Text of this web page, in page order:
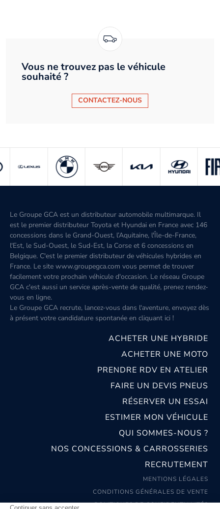
Vous ne trouvez pas le véhicule
souhaité ?
CONTACTEZ-NOUS
Le Groupe GCA est un distributeur automobile multimarque. Il
est le premier distributeur Toyota et Hyundai en France avec 146
concessions dans le Grand-Ouest, l’Aquitaine, l'Île-de-France,
l'Est, le Sud-Ouest, le Sud-Est, la Corse et 6 concessions en
Belgique. C'est le premier distributeur de véhicules hybrides en
France. Le site www.groupegca.com vous permet de trouver
facilement votre prochain véhicule d'occasion. Le réseau Groupe
GCA c'est aussi un service après-vente de qualité, prenez rendez-
vous en ligne.
Le Groupe GCA recrute, lancez-vous dans l'aventure, envoyez dès
à présent votre candidature spontanée en cliquant ici !
ACHETER UNE HYBRIDE
ACHETER UNE MOTO
PRENDRE RDV EN ATELIER
FAIRE UN DEVIS PNEUS
RÉSERVER UN ESSAI
ESTIMER MON VÉHICULE
QUI SOMMES-NOUS ?
NOS CONCESSIONS & CARROSSERIES
RECRUTEMENT
MENTIONS LÉGALES
CONDITIONS GÉNÉRALES DE VENTE
POLITIQUES DE CONFIDENTIALITÉS